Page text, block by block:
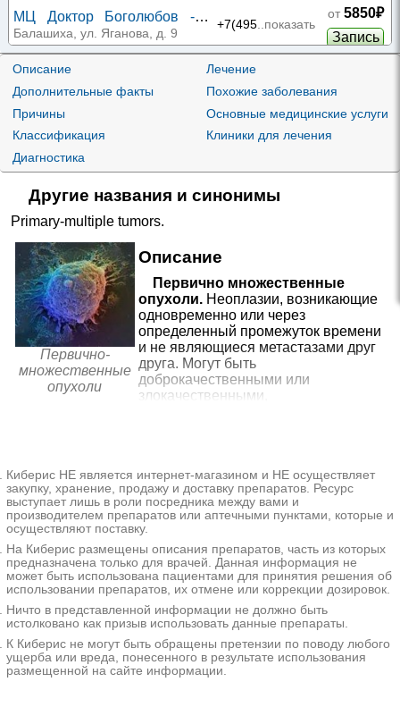
МЦ Доктор Боголюбов -
Пехра
Балашиха, ул. Яганова, д. 9
+7(495 ..показать
от 5850₽
Запись
МЦ Доктор Боголюбов -
Измайловский лес
Балашиха, ул. Реутовская, д. 6
Запись
МЦ Доктор Боголюбов -
Акварели
Балашиха, пр-т Ленина, д. 32Д
+7(495 ..показать
5900₽
Алексеевская роща
Балашиха, ул. Дмитриева, д. 18
+7(495..показать
Южный
Балашиха, ул. Твардовского, д.
38
МЦ Доктор Боголюбов -
Звездная
Балашиха, ул. Звездная, д. 7,
корп. 1
+7(495..показать
от 6000₽
ДельтаЛабКлиник в
Балашихе
Балашиха, ул. Дмитриева, д. 26
+7(800
от 1910₽
* - клиника оказывает не 100% из выбранных услуг. Подробнее
при нажатии на цену.
Описание
Дополнительные факты
Причины
Классификация
Диагностика
Лечение
Похожие заболевания
Основные медицинские услуги
Клиники для лечения
Другие названия и синонимы
Primary-multiple tumors.
Первично-
множественные
опухоли
Описание
Первично множественные
опухоли. Неоплазии, возникающие
одновременно или через
определенный промежуток времени
и не являющиеся метастазами друг
друга. Могут быть
доброкачественными или
злокачественными,
генетических аномалий. Диагностируются на основании
клинических симптомов, лабораторных и
инструментальных исследований. Тактика лечения
определяется типом, распространенностью,
локализацией и степенью злокачественности
новообразований.
Дополнительные факты
Первично множественные опухоли - две или более
неоплазии различного генеза, одновременно либо
последовательно развившиеся в одном или нескольких
Киберис НЕ является интернет-магазином и НЕ осуществляет
закупку, хранение, продажу и доставку препаратов. Ресурс
выступает лишь в роли посредника между вами и
производителем препаратов или аптечными пунктами, которые и
осуществляют поставку.
На Киберис размещены описания препаратов, часть из которых
предназначена только для врачей. Данная информация не
может быть использована пациентами для принятия решения об
использовании препаратов, их отмене или коррекции дозировок.
Ничто в представленной информации не должно быть
истолковано как призыв использовать данные препараты.
К Киберис не могут быть обращены претензии по поводу любого
ущерба или вреда, понесенного в результате использования
размещенной на сайте информации.